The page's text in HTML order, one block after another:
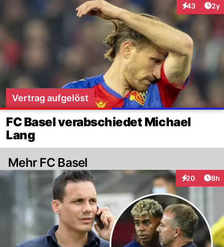
43
Interaktionen
2y
Vertrag aufgelöst
FC Basel verabschiedet Michael
Lang
Mehr FC Basel
20
Interaktionen
8h